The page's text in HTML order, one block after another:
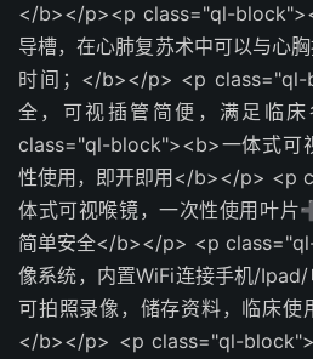
</b></p><p class="ql-
导槽，在心肺复苏术中可以与心
时间；</b></p> <p
全，可视插管简便，满足临
class="ql-block"><b>一体式可
性使用，即开即用</b></p> <p
体式可视喉镜，一次性使用叶片
简单安全</b></p> <p
像系统，内置WiFi连接手机/
可拍照录像，储存资料，临床使
</b></p> <p class="ql-